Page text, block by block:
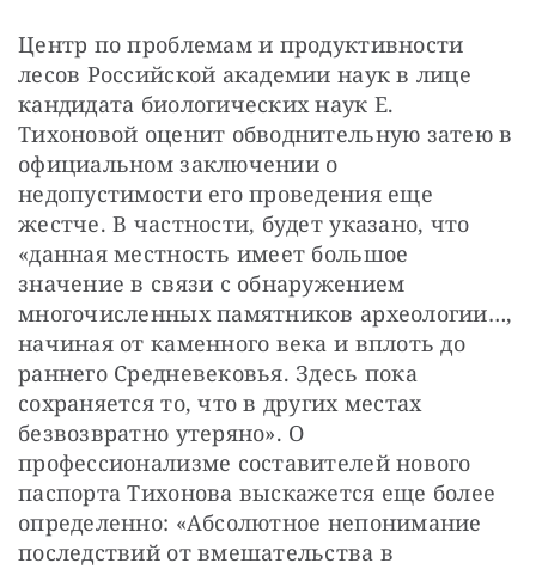
Центр по проблемам и продуктивности
лесов Российской академии наук в лице
кандидата биологических наук Е.
Тихоновой оценит обводнительную затею в
официальном заключении о
недопустимости его проведения еще
жестче. В частности, будет указано, что
«данная местность имеет большое
значение в связи с обнаружением
многочисленных памятников археологии…,
начиная от каменного века и вплоть до
раннего Средневековья. Здесь пока
сохраняется то, что в других местах
безвозвратно утеряно». О
профессионализме составителей нового
паспорта Тихонова выскажется еще более
определенно: «Абсолютное непонимание
последствий от вмешательства в